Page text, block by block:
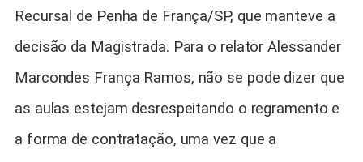
Recursal de Penha de França/SP, que manteve a
decisão da Magistrada. Para o relator Alessander
Marcondes França Ramos, não se pode dizer que
as aulas estejam desrespeitando o regramento e
a forma de contratação, uma vez que a